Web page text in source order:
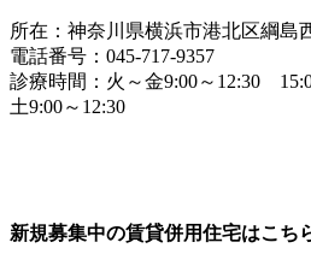
所在：神奈川県横浜市港北区綱島
電話番号：045-717-9357
診療時間：火～金9:00～12:30
土9:00～12:30
新規募集中の賃貸併用住宅はこち